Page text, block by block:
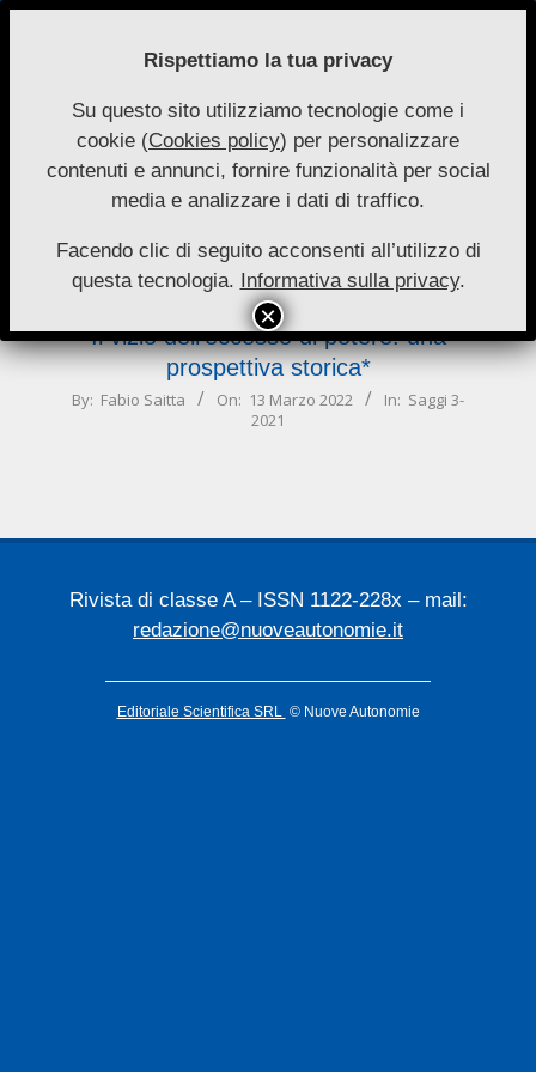
Skip
Nuove
Autonomie
Primary
Navigation
Menu
Il vizio dell’eccesso di potere: una
prospettiva storica*
2022-
By: Fabio Saitta On: 13 Marzo 2022 In: Saggi 3-
2021
Rivista di classe A – ISSN 1122-228x – mail:
redazione@nuoveautonomie.it
Editoriale Scientifica SRL © Nuove Autonomie
Rispettiamo la tua privacy
Su questo sito utilizziamo tecnologie come i
cookie (Cookies policy) per personalizzare
contenuti e annunci, fornire funzionalità per social
media e analizzare i dati di traffico.
Facendo clic di seguito acconsenti all’utilizzo di
questa tecnologia. Informativa sulla privacy.